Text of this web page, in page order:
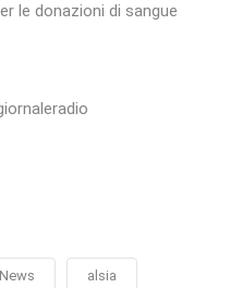
le donazioni di sangue
alsia